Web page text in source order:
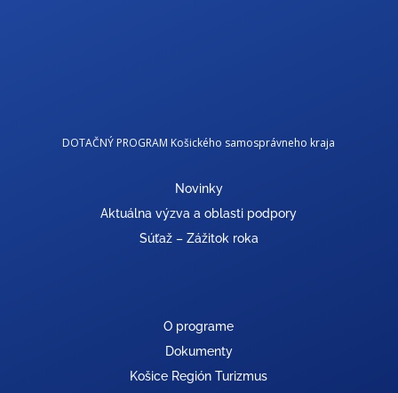
DOTAČNÝ PROGRAM Košického samosprávneho kraja
Novinky
Aktuálna výzva a oblasti podpory
Súťaž – Zážitok roka
O programe
Dokumenty
Košice Región Turizmus